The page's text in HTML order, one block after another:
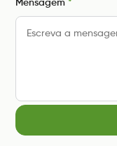
Mensagem*